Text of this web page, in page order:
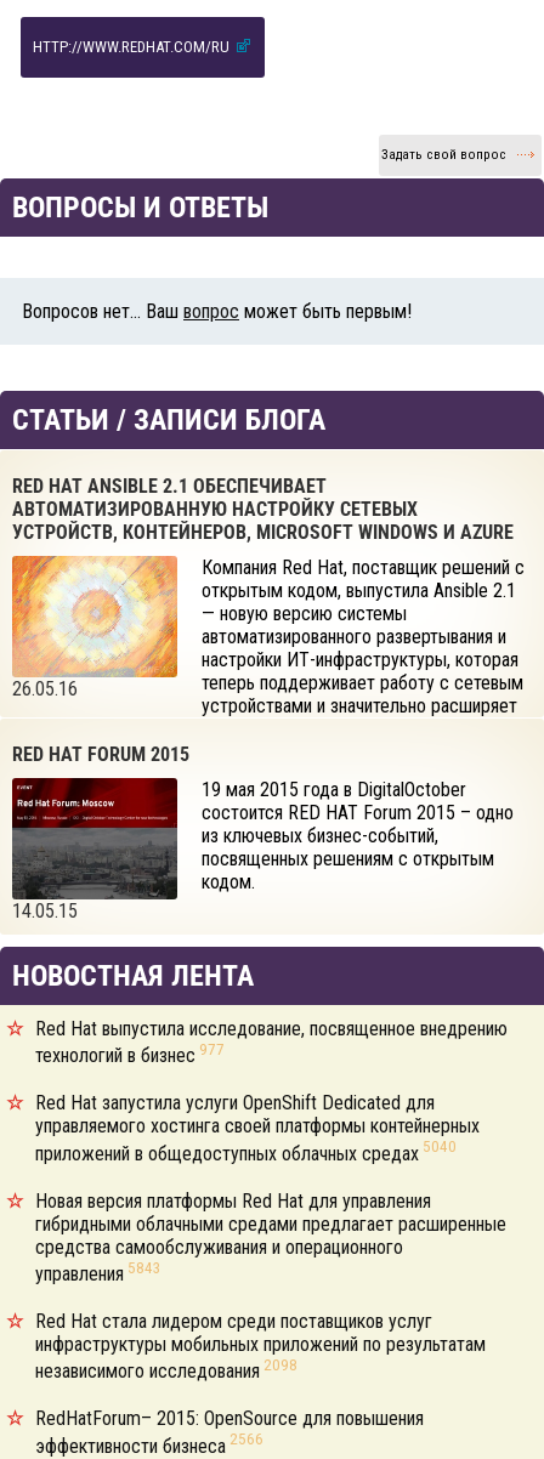
HTTP://WWW.REDHAT.COM/RU
Задать свой вопрос
ВОПРОСЫ И ОТВЕТЫ
Вопросов нет... Ваш вопрос может быть первым!
СТАТЬИ / ЗАПИСИ БЛОГА
RED HAT ANSIBLE 2.1 ОБЕСПЕЧИВАЕТ
АВТОМАТИЗИРОВАННУЮ НАСТРОЙКУ СЕТЕВЫХ
УСТРОЙСТВ, КОНТЕЙНЕРОВ, MICROSOFT WINDOWS И AZURE
26.05.16
Компания Red Hat, поставщик решений с
открытым кодом, выпустила Ansible 2.1
— новую версию системы
автоматизированного развертывания и
настройки ИТ-инфраструктуры, которая
теперь поддерживает работу с сетевым
устройствами и значительно расширяет
развертывании контейнеров.
RED HAT FORUM 2015
14.05.15
19 мая 2015 года в DigitalOctober
состоится RED HAT Forum 2015 – одно
из ключевых бизнес-событий,
посвященных решениям с открытым
кодом.
НОВОСТНАЯ ЛЕНТА
Red Hat выпустила исследование, посвященное внедрению
технологий в бизнес 977
Red Hat запустила услуги OpenShift Dedicated для
управляемого хостинга своей платформы контейнерных
приложений в общедоступных облачных средах 5040
Новая версия платформы Red Hat для управления
гибридными облачными средами предлагает расширенные
средства самообслуживания и операционного
управления 5843
Red Hat стала лидером среди поставщиков услуг
инфраструктуры мобильных приложений по результатам
независимого исследования 2098
RedHatForum– 2015: OpenSource для повышения
эффективности бизнеса 2566